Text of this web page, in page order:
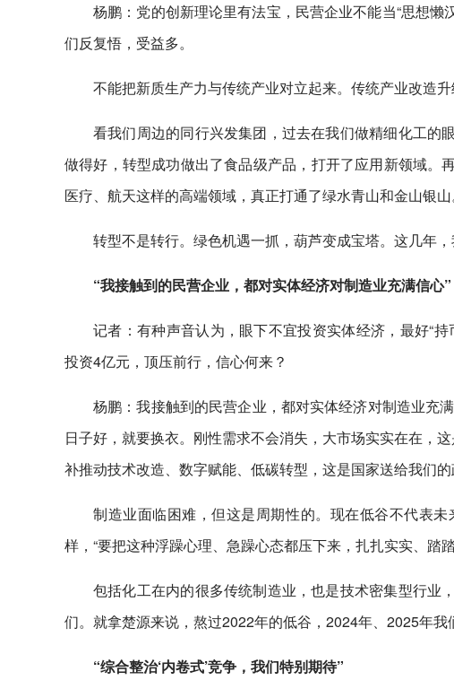
杨鹏：党的创新理论里有法宝，民营企业不能当“思想懒
们反复悟，受益多。
不能把新质生产力与传统产业对立起来。传统产业改造升
看我们周边的同行兴发集团，过去在我们做精细化工的
做得好，转型成功做出了食品级产品，打开了应用新领域。
医疗、航天这样的高端领域，真正打通了绿水青山和金山银山
转型不是转行。绿色机遇一抓，葫芦变成宝塔。这几年
“我接触到的民营企业，都对实体经济对制造业充满信心”
记者：有种声音认为，眼下不宜投资实体经济，最好“
投资4亿元，顶压前行，信心何来？
杨鹏：我接触到的民营企业，都对实体经济对制造业充
日子好，就要换衣。刚性需求不会消失，大市场实实在在，
补推动技术改造、数字赋能、低碳转型，这是国家送给我们的
制造业面临困难，但这是周期性的。现在低谷不代表
样，“要把这种浮躁心理、急躁心态都压下来，扎扎实实、踏
包括化工在内的很多传统制造业，也是技术密集型行业
们。就拿楚源来说，熬过2022年的低谷，2024年、2025年我
“综合整治‘内卷式’竞争，我们特别期待”